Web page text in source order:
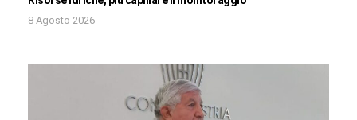
8 Agosto 2026